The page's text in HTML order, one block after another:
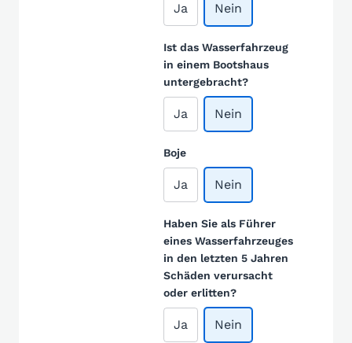
Ja Nein
Ist das Wasserfahrzeug
in einem Bootshaus
untergebracht?
Ja Nein
Boje
Ja Nein
Haben Sie als Führer
eines Wasserfahrzeuges
in den letzten 5 Jahren
Schäden verursacht
oder erlitten?
Ja Nein